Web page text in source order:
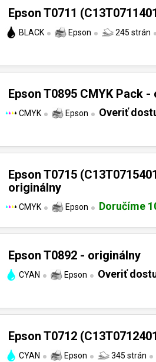
Epson T0711
BLACK Epson 245 strán
Epson T0895 CMYK Pack
CMYK Epson Overiť
Epson T0715
originálny
CMYK Epson Doručíme
Epson T0892 - originálny
CYAN Epson Overiť
Epson T0712
CYAN Epson 345 strán